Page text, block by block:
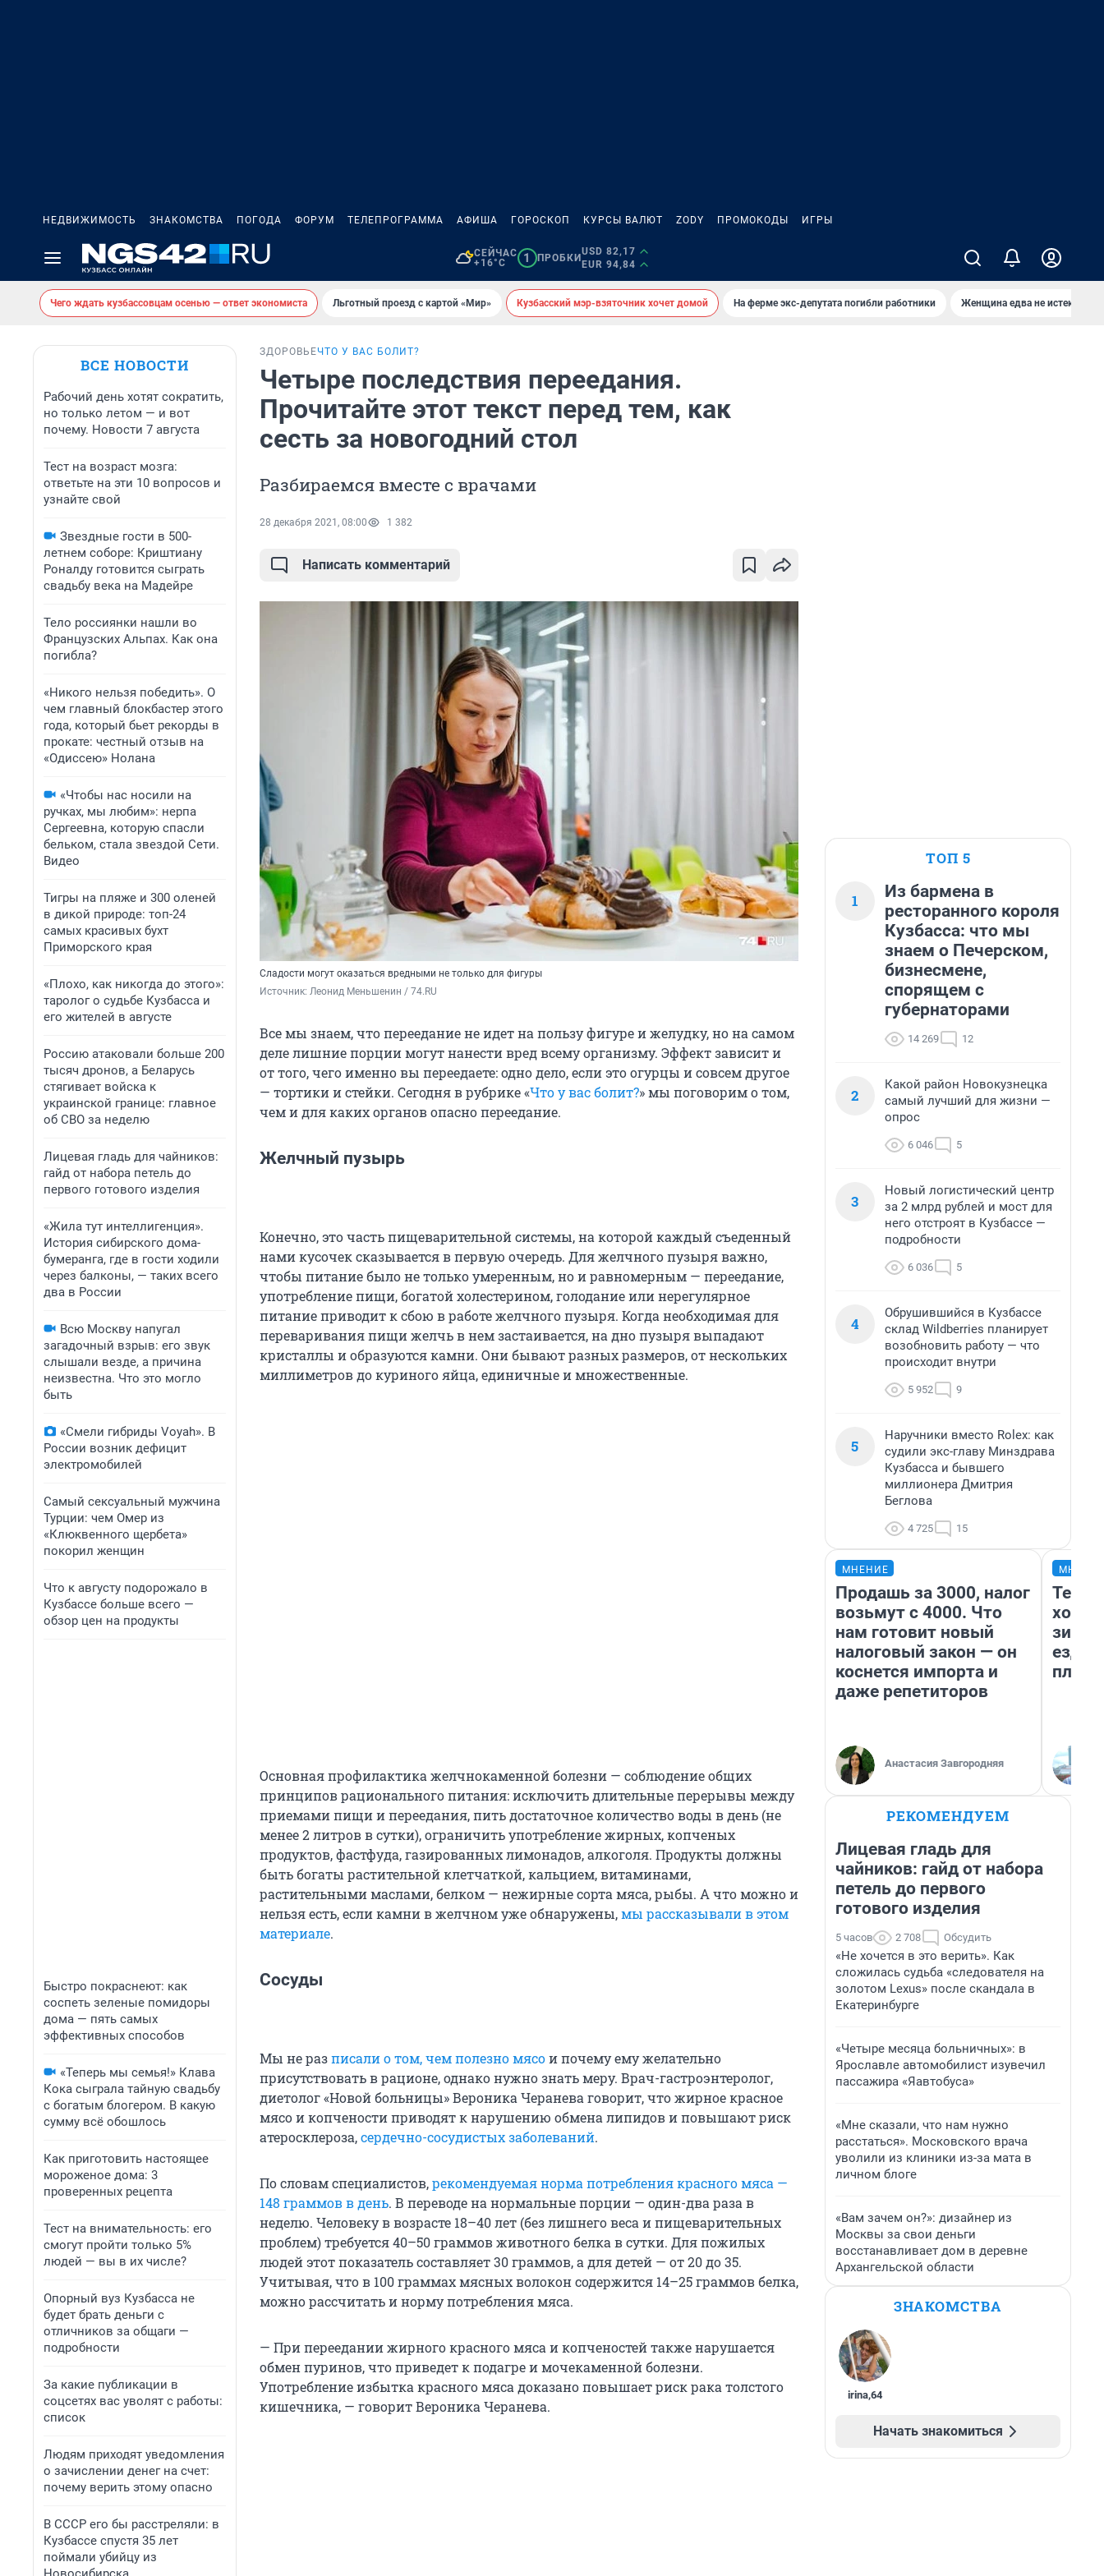
НЕДВИЖИМОСТЬ ЗНАКОМСТВА ПОГОДА ФОРУМ ТЕЛЕПРОГРАММА АФИША ГОРОСКОП КУРСЫ ВАЛЮТ ZODY ПРОМОКОДЫ ИГРЫ
СЕЙЧАС
+16°C
1 ПРОБКИ
USD 82,17
EUR 94,84
Чего ждать кузбассовцам осенью — ответ экономиста Льготный проезд с картой «Мир» Кузбасский мэр-взяточник хочет домой На ферме экс-депутата погибли работники Женщина едва не истекла
ВСЕ НОВОСТИ
Рабочий день хотят сократить,
но только летом — и вот
почему. Новости 7 августа
Тест на возраст мозга:
ответьте на эти 10 вопросов и
узнайте свой
Звездные гости в 500-
летнем соборе: Криштиану
Роналду готовится сыграть
свадьбу века на Мадейре
Тело россиянки нашли во
Французских Альпах. Как она
погибла?
«Никого нельзя победить». О
чем главный блокбастер этого
года, который бьет рекорды в
прокате: честный отзыв на
«Одиссею» Нолана
«Чтобы нас носили на
ручках, мы любим»: нерпа
Сергеевна, которую спасли
бельком, стала звездой Сети.
Видео
Тигры на пляже и 300 оленей
в дикой природе: топ-24
самых красивых бухт
Приморского края
«Плохо, как никогда до этого»:
таролог о судьбе Кузбасса и
его жителей в августе
Россию атаковали больше 200
тысяч дронов, а Беларусь
стягивает войска к
украинской границе: главное
об СВО за неделю
Лицевая гладь для чайников:
гайд от набора петель до
первого готового изделия
«Жила тут интеллигенция».
История сибирского дома-
бумеранга, где в гости ходили
через балконы, — таких всего
два в России
Всю Москву напугал
загадочный взрыв: его звук
слышали везде, а причина
неизвестна. Что это могло
быть
«Смели гибриды Voyah». В
России возник дефицит
электромобилей
Самый сексуальный мужчина
Турции: чем Омер из
«Клюквенного щербета»
покорил женщин
Что к августу подорожало в
Кузбассе больше всего —
обзор цен на продукты
Быстро покраснеют: как
соспеть зеленые помидоры
дома — пять самых
эффективных способов
«Теперь мы семья!» Клава
Кока сыграла тайную свадьбу
с богатым блогером. В какую
сумму всё обошлось
Как приготовить настоящее
мороженое дома: 3
проверенных рецепта
Тест на внимательность: его
смогут пройти только 5%
людей — вы в их числе?
Опорный вуз Кузбасса не
будет брать деньги с
отличников за общаги —
подробности
За какие публикации в
соцсетях вас уволят с работы:
список
Людям приходят уведомления
о зачислении денег на счет:
почему верить этому опасно
В СССР его бы расстреляли: в
Кузбассе спустя 35 лет
поймали убийцу из
ЗДОРОВЬЕЧТО У ВАС БОЛИТ?
Четыре последствия переедания.
Прочитайте этот текст перед тем, как
сесть за новогодний стол
Разбираемся вместе с врачами
28 декабря 2021, 08:00 1 382
Написать комментарий
Сладости могут оказаться вредными не только для фигуры
Источник: Леонид Меньшенин / 74.RU
Все мы знаем, что переедание не идет на пользу фигуре и желудку, но на самом
деле лишние порции могут нанести вред всему организму. Эффект зависит и
от того, чего именно вы переедаете: одно дело, если это огурцы и совсем другое
— тортики и стейки. Сегодня в рубрике «Что у вас болит?» мы поговорим о том,
чем и для каких органов опасно переедание.
Желчный пузырь
Конечно, это часть пищеварительной системы, на которой каждый съеденный
нами кусочек сказывается в первую очередь. Для желчного пузыря важно,
чтобы питание было не только умеренным, но и равномерным — переедание,
употребление пищи, богатой холестерином, голодание или нерегулярное
питание приводит к сбою в работе желчного пузыря. Когда необходимая для
переваривания пищи желчь в нем застаивается, на дно пузыря выпадают
кристаллы и образуются камни. Они бывают разных размеров, от нескольких
миллиметров до куриного яйца, единичные и множественные.
Основная профилактика желчнокаменной болезни — соблюдение общих
принципов рационального питания: исключить длительные перерывы между
приемами пищи и переедания, пить достаточное количество воды в день (не
менее 2 литров в сутки), ограничить употребление жирных, копченых
продуктов, фастфуда, газированных лимонадов, алкоголя. Продукты должны
быть богаты растительной клетчаткой, кальцием, витаминами,
растительными маслами, белком — нежирные сорта мяса, рыбы. А что можно и
нельзя есть, если камни в желчном уже обнаружены,мы рассказывали в этом
материале.
Сосуды
Мы не разписали о том, чем полезно мясои почему ему желательно
присутствовать в рационе, однако нужно знать меру. Врач-гастроэнтеролог,
диетолог «Новой больницы» Вероника Черанева говорит, что жирное красное
мясо и копчености приводят к нарушению обмена липидов и повышают риск
атеросклероза,сердечно-сосудистых заболеваний.
По словам специалистов,рекомендуемая норма потребления красного мяса —
148 граммов в день. В переводе на нормальные порции — один-два раза в
неделю. Человеку в возрасте 18–40 лет (без лишнего веса и пищеварительных
проблем) требуется 40–50 граммов животного белка в сутки. Для пожилых
людей этот показатель составляет 30 граммов, а для детей — от 20 до 35.
Учитывая, что в 100 граммах мясных волокон содержится 14–25 граммов белка,
можно рассчитать и норму потребления мяса.
— При переедании жирного красного мяса и копченостей также нарушается
обмен пуринов, что приведет к подагре и мочекаменной болезни.
Употребление избытка красного мяса доказано повышает риск рака толстого
кишечника, — говорит Вероника Черанева.
ТОП 5
1
Из бармена в
ресторанного короля
Кузбасса: что мы
знаем о Печерском,
бизнесмене,
спорящем с
губернаторами
14 269 12
2
Какой район Новокузнецка
самый лучший для жизни —
опрос
6 046 5
3
Новый логистический центр
за 2 млрд рублей и мост для
него отстроят в Кузбассе —
подробности
6 036 5
4
Обрушившийся в Кузбассе
склад Wildberries планирует
возобновить работу — что
происходит внутри
5 952 9
5
Наручники вместо Rolex: как
судили экс-главу Минздрава
Кузбасса и бывшего
миллионера Дмитрия
Беглова
4 725 15
МНЕНИЕ
Продашь за 3000, налог
возьмут с 4000. Что
нам готовит новый
налоговый закон — он
коснется импорта и
даже репетиторов
Анастасия Завгородняя
ездит
РЕКОМЕНДУЕМ
Лицевая гладь для
чайников: гайд от набора
петель до первого
готового изделия
5 часов 2 708 Обсудить
«Не хочется в это верить». Как
сложилась судьба «следователя на
золотом Lexus» после скандала в
Екатеринбурге
«Четыре месяца больничных»: в
Ярославле автомобилист изувечил
пассажира «Яавтобуса»
«Мне сказали, что нам нужно
расстаться». Московского врача
уволили из клиники из-за мата в
личном блоге
«Вам зачем он?»: дизайнер из
Москвы за свои деньги
восстанавливает дом в деревне
Архангельской области
ЗНАКОМСТВА
irina,64
Начать знакомиться